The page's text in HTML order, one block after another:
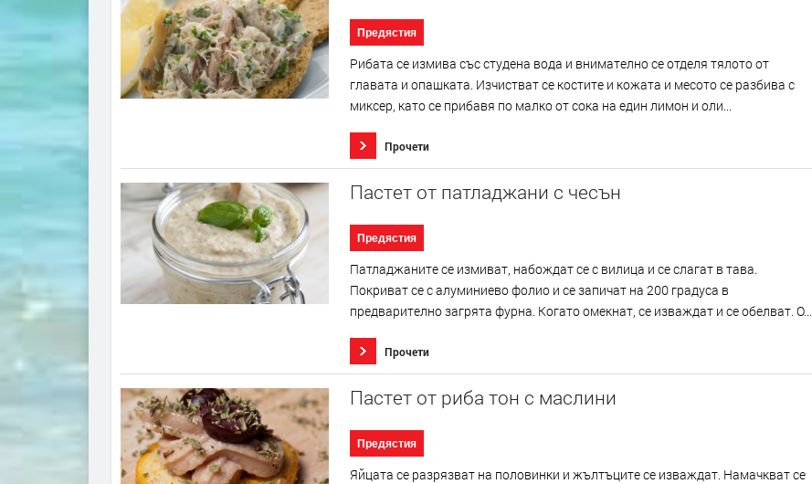
Предястия
Рибата се измива със студена вода и внимателно се отделя тялото от
главата и опашката. Изчистват се костите и кожата и месото се разбива с
миксер, като се прибавя по малко от сока на един лимон и оли...
Прочети
Пастет от патладжани с чесън
Предястия
Патладжаните се измиват, набождат се с вилица и се слагат в тава.
Покриват се с алуминиево фолио и се запичат на 200 градуса в
предварително загрята фурна. Когато омекнат, се изваждат и се обелват. О...
Прочети
Пастет от риба тон с маслини
Предястия
Яйцата се разрязват на половинки и жълтъците се изваждат. Намачкват се